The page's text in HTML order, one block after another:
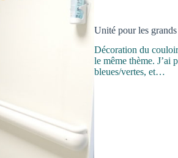
Unité pour les
Décoration du
le même thème. J’ai
bleues/vertes, et…